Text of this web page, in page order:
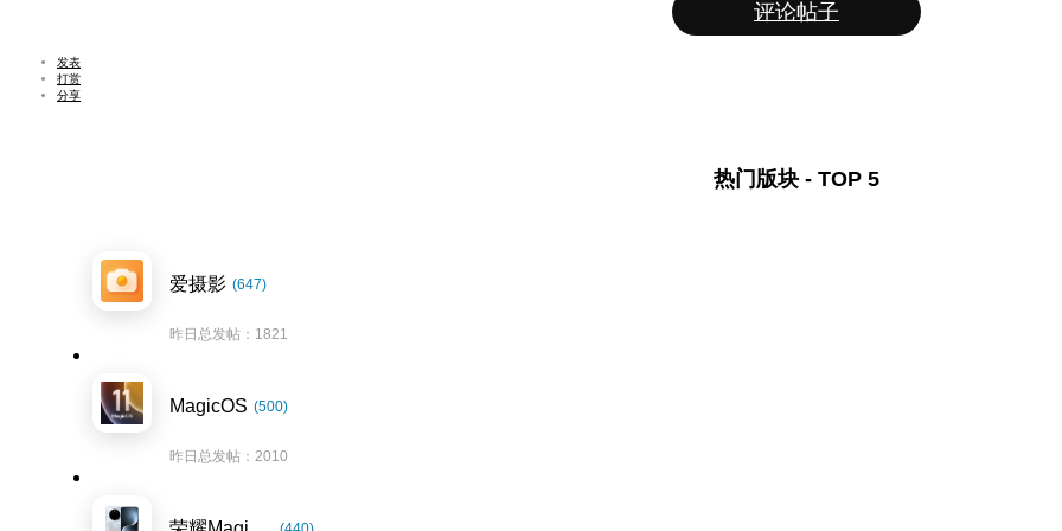
评论帖子
发表
打赏
分享
热门版块 - TOP 5
爱摄影 (647)
昨日总发帖：1821
MagicOS (500)
昨日总发帖：2010